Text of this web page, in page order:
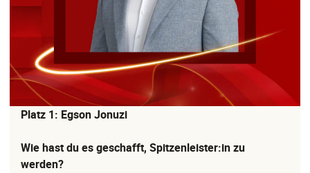
Platz 1: Egson Jonuzi
Wie hast du es geschafft, Spitzenleister:in zu
werden?